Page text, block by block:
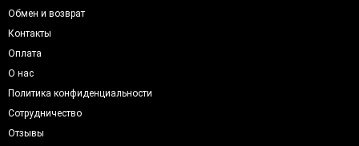
Обмен и возврат
Контакты
Оплата
О нас
Политика конфиденциальности
Сотрудничество
Отзывы